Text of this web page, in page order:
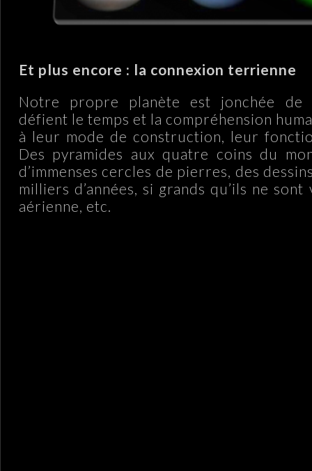
Et plus encore : la connexion terrienne
Notre propre planète est jonchée de
défient le temps et la compréhension
à leur mode de construction, leur
Des pyramides aux quatre coins du
d’immenses cercles de pierres, des
milliers d’années, si grands qu’ils ne sont
aérienne, etc.